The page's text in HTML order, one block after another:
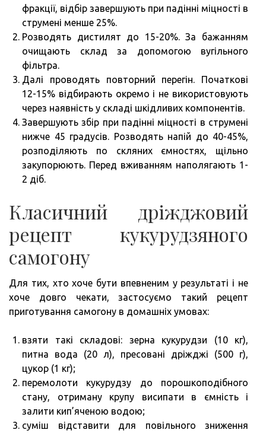
фракції, відбір завершують при падінні міцності в
струмені менше 25%.
Розводять дистилят до 15-20%. За бажанням
очищають склад за допомогою вугільного
фільтра.
Далі проводять повторний перегін. Початкові
12-15% відбирають окремо і не використовують
через наявність у складі шкідливих компонентів.
Завершують збір при падінні міцності в струмені
нижче 45 градусів. Розводять напій до 40-45%,
розподіляють по скляних ємностях, щільно
закупорюють. Перед вживанням наполягають 1-
2 діб.
Класичний дріжджовий
рецепт кукурудзяного
самогону
Для тих, хто хоче бути впевненим у результаті і не
хоче довго чекати, застосуємо такий рецепт
приготування самогону в домашніх умовах:
взяти такі складові: зерна кукурудзи (10 кг),
питна вода (20 л), пресовані дріжджі (500 г),
цукор (1 кг);
перемолоти кукурудзу до порошкоподібного
стану, отриману крупу висипати в ємність і
залити кип’яченою водою;
суміш відставити для повільного зниження